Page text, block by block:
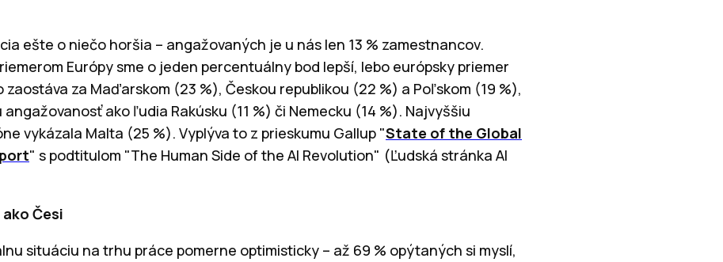
ešte o niečo horšia – angažovaných je u nás len 13 % zamestnancov.
Európy sme o jeden percentuálny bod lepší, lebo európsky priemer
zaostáva za Maďarskom (23 %), Českou republikou (22 %) a Poľskom (19 %),
ako ľudia Rakúsku (11 %) či Nemecku (14 %). Najvyššiu
vykázala Malta (25 %). Vyplýva to z prieskumu Gallup "State of the Global
" s podtitulom "The Human Side of the AI Revolution" (Ľudská stránka AI
Česi
situáciu na trhu práce pomerne optimisticky – až 69 % opýtaných si myslí,